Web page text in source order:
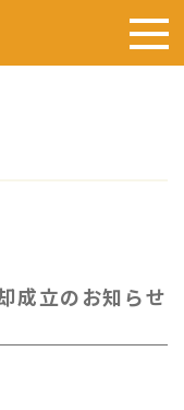
成立のお知らせ